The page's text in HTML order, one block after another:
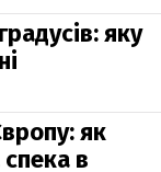
яку
як
в